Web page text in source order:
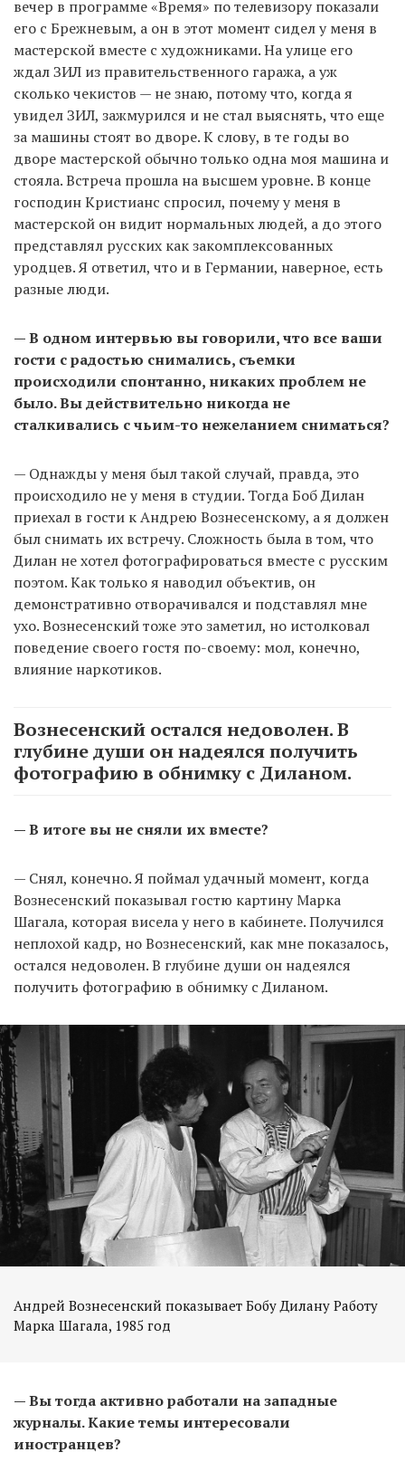
вечер в программе «Время» по телевизору показали
его с Брежневым, а он в этот момент сидел у меня в
мастерской вместе с художниками. На улице его
ждал ЗИЛ из правительственного гаража, а уж
сколько чекистов — не знаю, потому что, когда я
увидел ЗИЛ, зажмурился и не стал выяснять, что еще
за машины стоят во дворе. К слову, в те годы во
дворе мастерской обычно только одна моя машина и
стояла. Встреча прошла на высшем уровне. В конце
господин Кристианс спросил, почему у меня в
мастерской он видит нормальных людей, а до этого
представлял русских как закомплексованных
уродцев. Я ответил, что и в Германии, наверное, есть
разные люди.
— В одном интервью вы говорили, что все ваши
гости с радостью снимались, съемки
происходили спонтанно, никаких проблем не
было. Вы действительно никогда не
сталкивались с чьим-то нежеланием сниматься?
— Однажды у меня был такой случай, правда, это
происходило не у меня в студии. Тогда Боб Дилан
приехал в гости к Андрею Вознесенскому, а я должен
был снимать их встречу. Сложность была в том, что
Дилан не хотел фотографироваться вместе с русским
поэтом. Как только я наводил объектив, он
демонстративно отворачивался и подставлял мне
ухо. Вознесенский тоже это заметил, но истолковал
поведение своего гостя по-своему: мол, конечно,
влияние наркотиков.
Вознесенский остался недоволен. В
глубине души он надеялся получить
фотографию в обнимку с Диланом.
— В итоге вы не сняли их вместе?
— Снял, конечно. Я поймал удачный момент, когда
Вознесенский показывал гостю картину Марка
Шагала, которая висела у него в кабинете. Получился
неплохой кадр, но Вознесенский, как мне показалось,
остался недоволен. В глубине души он надеялся
получить фотографию в обнимку с Диланом.
Андрей Вознесенский показывает Бобу Дилану Работу
Марка Шагала, 1985 год
— Вы тогда активно работали на западные
журналы. Какие темы интересовали
иностранцев?